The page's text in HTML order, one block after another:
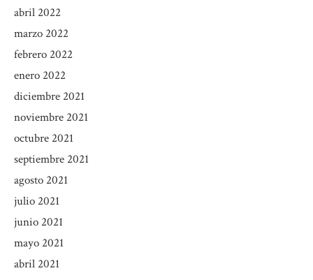
abril 2022
marzo 2022
febrero 2022
enero 2022
diciembre 2021
noviembre 2021
octubre 2021
septiembre 2021
agosto 2021
julio 2021
junio 2021
mayo 2021
abril 2021